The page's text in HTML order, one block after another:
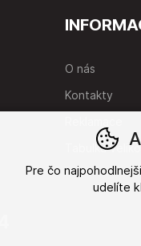
O nás
Kontakty
Tabulka
Pre čo
udelíte